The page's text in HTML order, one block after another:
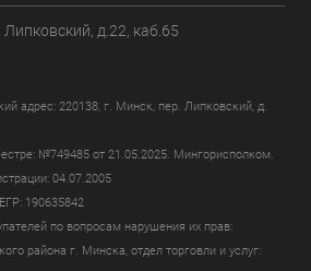
д.22, каб.65
адрес: 220138, г. Минск, пер. Липковский, д.
№749485 от 21.05.2025. Мингорисполком.
04.07.2005
190635842
по вопросам нарушения их прав:
района г. Минска, отдел торговли и услуг: